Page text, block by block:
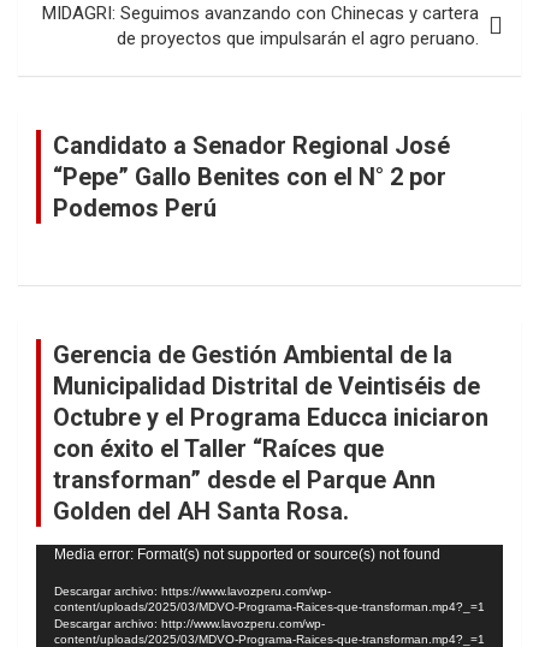
MIDAGRI: Seguimos avanzando con Chinecas y cartera
de proyectos que impulsarán el agro peruano.
Candidato a Senador Regional José
“Pepe” Gallo Benites con el N° 2 por
Podemos Perú
Gerencia de Gestión Ambiental de la
Municipalidad Distrital de Veintiséis de
Octubre y el Programa Educca iniciaron
con éxito el Taller “Raíces que
transforman” desde el Parque Ann
Golden del AH Santa Rosa.
Reproductor
vídeo
Media error: Format(s) not supported or source(s) not found
Descargar archivo: https://www.lavozperu.com/wp-
content/uploads/2025/03/MDVO-Programa-Raices-que-transforman.mp4?_=1
Descargar archivo: http://www.lavozperu.com/wp-
content/uploads/2025/03/MDVO-Programa-Raices-que-transforman.mp4?_=1